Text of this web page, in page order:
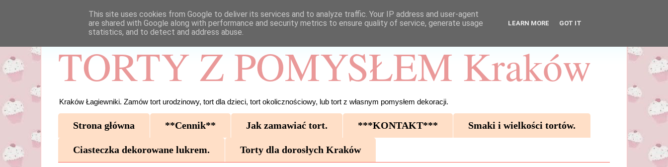
TORTY Z POMYSŁEM Kraków
Kraków Łagiewniki. Zamów tort urodzinowy, tort dla dzieci, tort okolicznościowy, lub tort z własnym pomysłem dekoracji.
Strona główna **Cennik** Jak zamawiać tort. ***KONTAKT*** Smaki i wielkości tortów.
Ciasteczka dekorowane lukrem. Torty dla dorosłych Kraków
This site uses cookies from Google to deliver its services and to analyze traffic. Your IP address and user-agent
are shared with Google along with performance and security metrics to ensure quality of service, generate usage
statistics, and to detect and address abuse.
LEARN MORE GOT IT